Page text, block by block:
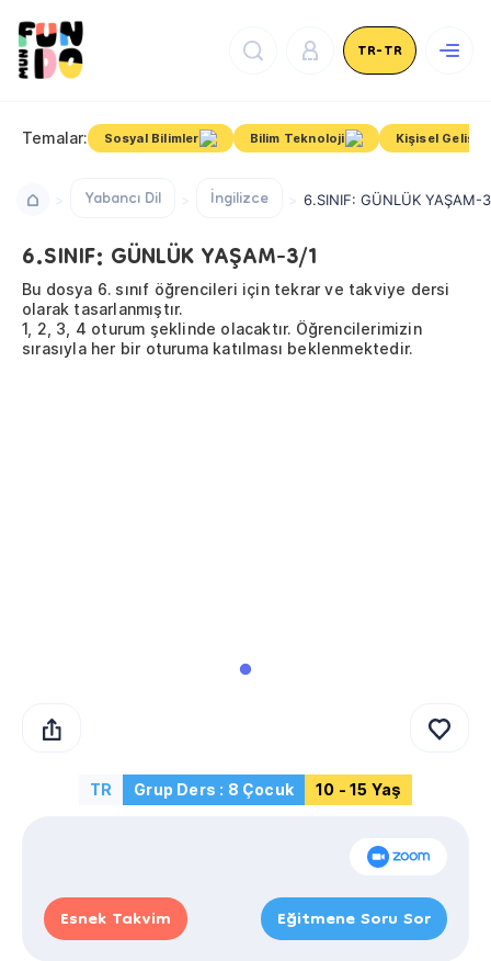
TR-TR
Temalar: Sosyal Bilimler Bilim Teknoloji Kişisel Gelişim
Yabancı Dil İngilizce 6.SINIF: GÜNLÜK YAŞAM-
6.SINIF: GÜNLÜK YAŞAM-3/1
Bu dosya 6. sınıf öğrencileri için tekrar ve takviye dersi
olarak tasarlanmıştır.
1, 2, 3, 4 oturum şeklinde olacaktır. Öğrencilerimizin
sırasıyla her bir oturuma katılması beklenmektedir.
TR Grup Ders : 8 Çocuk 10 - 15 Yaş
Esnek Takvim Eğitmene Soru Sor